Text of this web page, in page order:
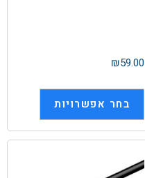
₪59.00
בחר אפשרויות